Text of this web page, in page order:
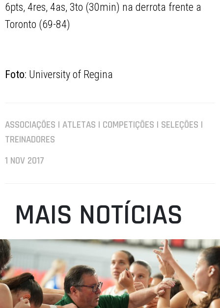
6pts, 4res, 4as, 3to (30min) na derrota frente a
Toronto (69-84)
Foto: University of Regina
ASSOCIAÇÕES | ATLETAS | COMPETIÇÕES | SELEÇÕES |
TREINADORES
1 NOV 2017
MAIS NOTÍCIAS